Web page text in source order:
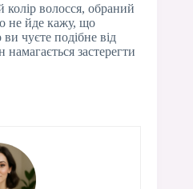
волосся, обраний
не йде кажу, що
чуєте подібне від
намагається застерегти